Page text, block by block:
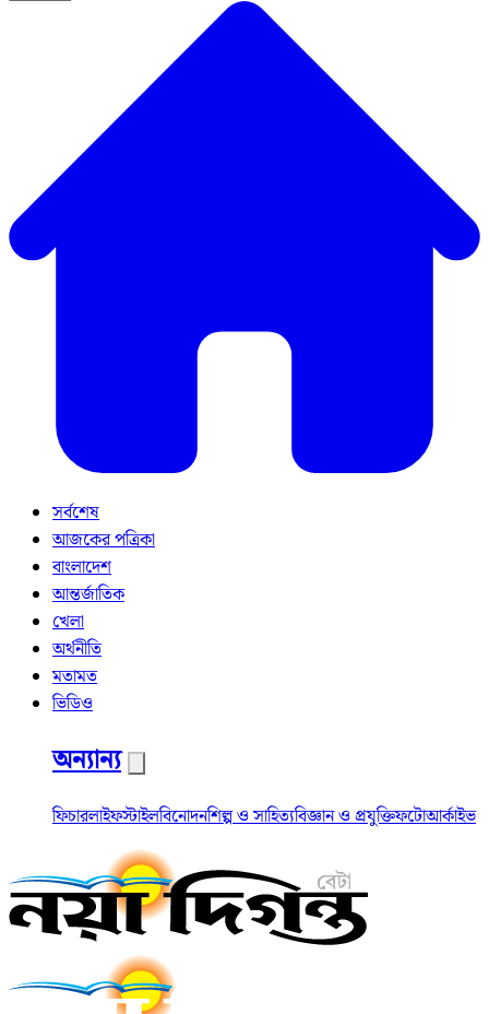
সর্বশেষ
আজকের পত্রিকা
বাংলাদেশ
আন্তর্জাতিক
খেলা
অর্থনীতি
মতামত
ভিডিও
অন্যান্য
ফিচারলাইফস্টাইলবিনোদনশিল্প ও সাহিত্যবিজ্ঞান ও প্রযুক্তিফটোআর্কাইভ